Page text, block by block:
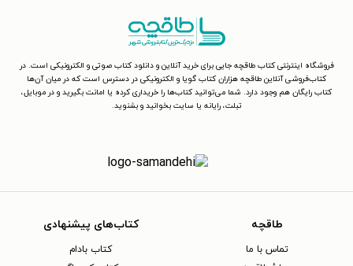
فروشگاه اینترنتی کتاب طاقچه جایی برای خرید آنلاین و دانلود کتاب صوتی و الکترونیکی است. در
کتاب‌فروشی آنلاین طاقچه هزاران کتاب گویا و الکترونیکی در دسترس است که در میان آن‌ها
کتاب رایگان هم وجود دارد. شما می‌توانید کتاب‌ها را خریداری کرده یا امانت بگیرید و در موبایل،
تبلت، رایانه یا سایت بخوانید و بشنوید.
طاقچه
تماس با ما
کتاب‌های پیشنهادی
کتاب بادام